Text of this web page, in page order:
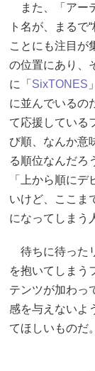
また、「アー
ト名が、まるで
ことにも注目が
の位置にあり、
に「 SixTONES
に並んでいるの
て応援している
び順、なんか意
る順位なんだろ
「上から順に
いけど、ここ
になってしまう
待ちに待った
を抱いてしまう
テンツが加わっ
感を与えないよ
てほしいものだ。